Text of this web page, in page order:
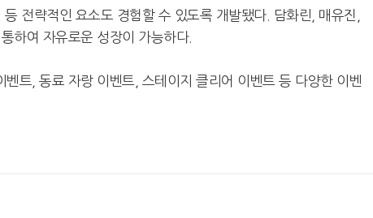
전략적인 요소도 경험할 수 있도록 개발됐다. 담화린, 매유진,
하여 자유로운 성장이 가능하다.
트, 동료 자랑 이벤트, 스테이지 클리어 이벤트 등 다양한 이벤